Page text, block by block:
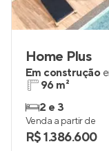
Home Plus
Em construção
96 m²
2 e 3
Venda a partir de
R$ 1.386.600